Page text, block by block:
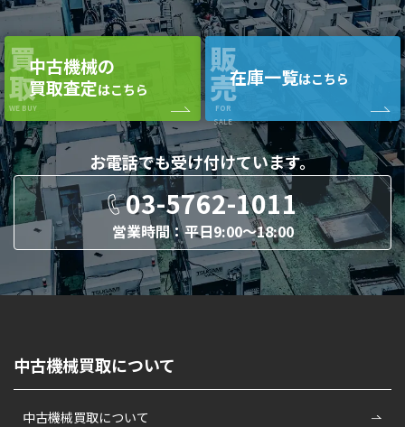
買
取
WE BUY
中古機械の
買取査定はこちら
販
売
FOR
SALE
在庫一覧はこちら
お電話でも受け付けています。
03-5762-1011
営業時間：平日9:00〜18:00
中古機械買取について
中古機械買取について